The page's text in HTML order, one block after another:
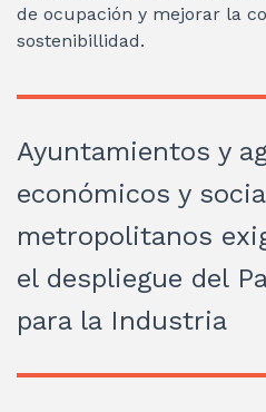
de ocupación y mejorar la
sostenibillidad.
Ayuntamientos y
económicos y
metropolitanos
el despliegue del
para la Industria